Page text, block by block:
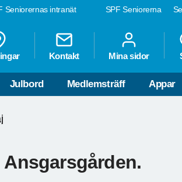
SPF Seniorerna
Seniorernas intranät
Kontakt Mina sidor
Julbord Medlemsträff Appar